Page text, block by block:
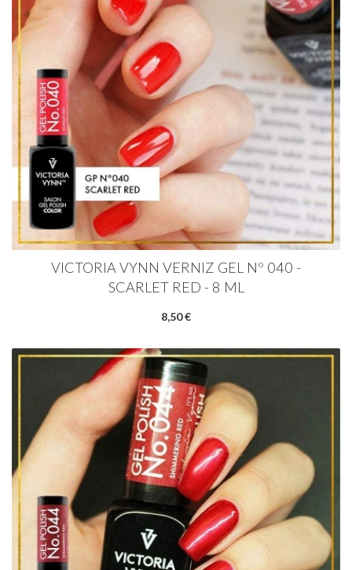
VICTORIA VYNN VERNIZ GEL Nº 040 -
SCARLET RED - 8 ML
8,50 €